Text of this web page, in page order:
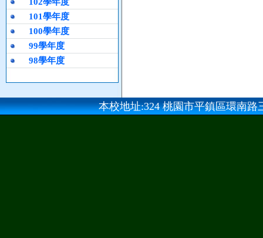
101學年度
100學年度
99學年度
98學年度
本校地址:324 桃園市平鎮區環南路